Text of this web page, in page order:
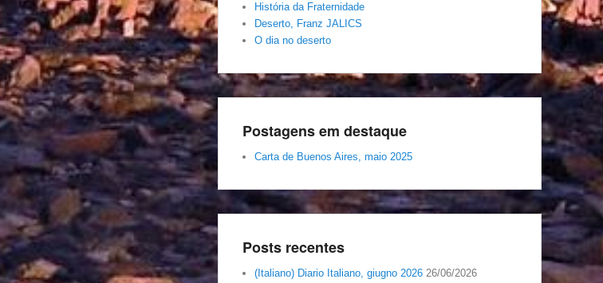
História da Fraternidade
Deserto, Franz JALICS
O dia no deserto
Postagens em destaque
Carta de Buenos Aires, maio 2025
Posts recentes
(Italiano) Diario Italiano, giugno 2026 26/06/2026